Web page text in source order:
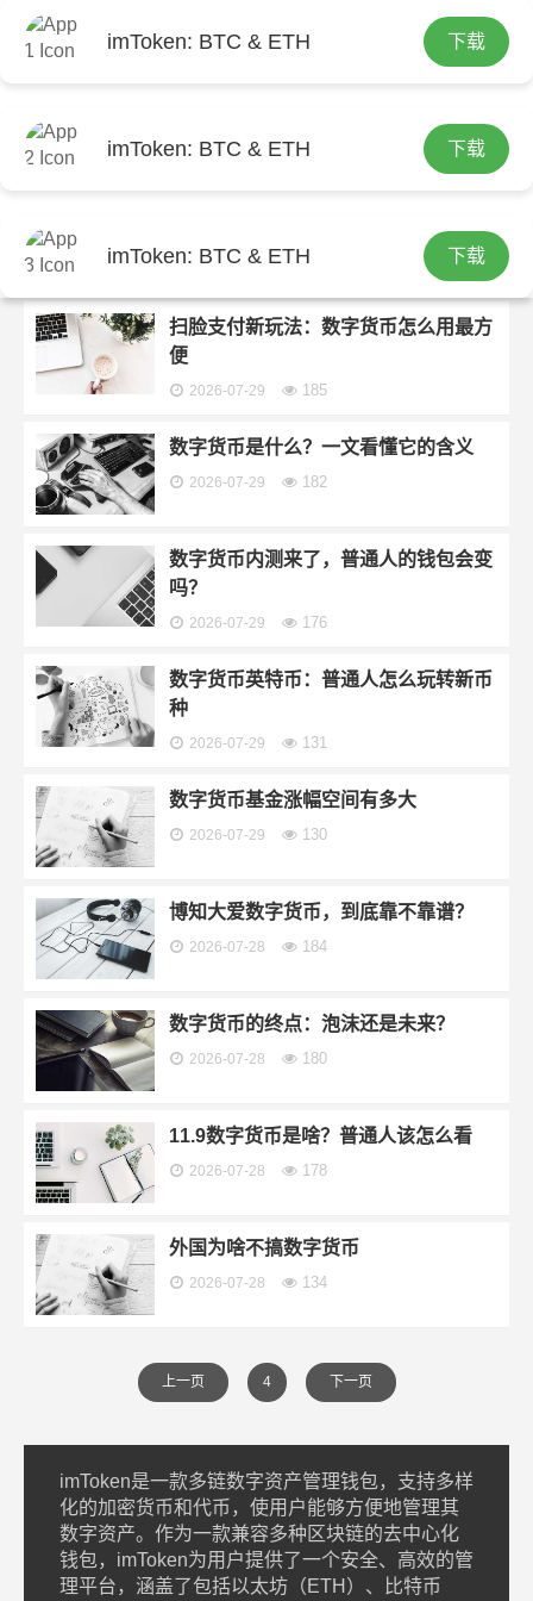
imToken: BTC & ETH 下载
imToken: BTC & ETH 下载
imToken: BTC & ETH 下载
首页
扫脸支付新玩法：数字货币怎么用最方
便
2026-07-29 185
数字货币是什么？一文看懂它的含义
2026-07-29 182
数字货币内测来了，普通人的钱包会变
吗？
2026-07-29 176
数字货币英特币：普通人怎么玩转新币
种
2026-07-29 131
数字货币基金涨幅空间有多大
2026-07-29 130
博知大爱数字货币，到底靠不靠谱？
2026-07-28 184
数字货币的终点：泡沫还是未来？
2026-07-28 180
11.9数字货币是啥？普通人该怎么看
2026-07-28 178
外国为啥不搞数字货币
2026-07-28 134
上一页 4 下一页
imToken是一款多链数字资产管理钱包，支持多样
化的加密货币和代币，使用户能够方便地管理其
数字资产。作为一款兼容多种区块链的去中心化
钱包，imToken为用户提供了一个安全、高效的管
理平台，涵盖了包括以太坊（ETH）、比特币